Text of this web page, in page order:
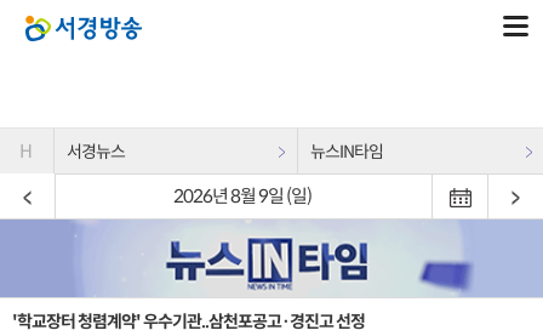
H 서경뉴스 뉴스IN타임
2026년 8월 9일 (일)
'학교장터 청렴계약' 우수기관..삼천포공고·경진고 선정